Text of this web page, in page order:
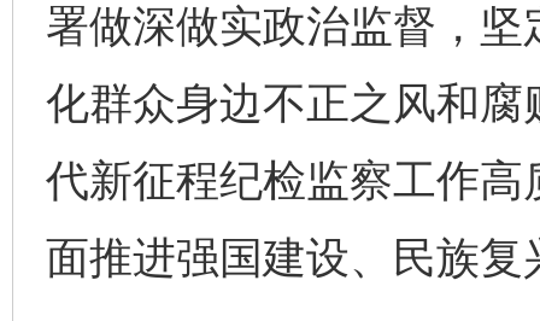
署做深做实政治监督，
化群众身边不正之风和
代新征程纪检监察工作
面推进强国建设、民族
揭开“小金库”的免责幌子